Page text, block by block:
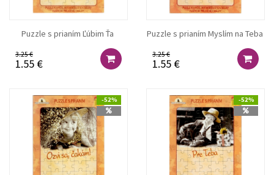
Puzzle s prianím Ľúbim Ťa
3.25 €
1.55 €
Puzzle s prianím Myslím na Teba
3.25 €
1.55 €
-52% -52%